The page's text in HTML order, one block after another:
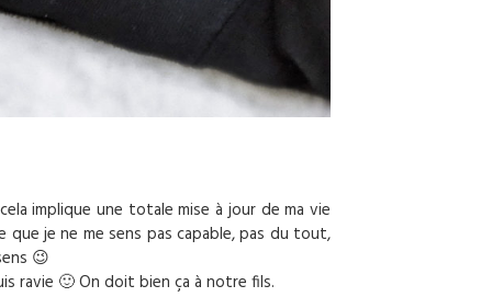
implique une totale mise à jour de ma vie
je ne me sens pas capable, pas du tout,
😉
ravie 🙂 On doit bien ça à notre fils.